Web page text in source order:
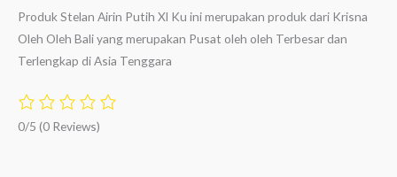
Produk Stelan Airin Putih Xl Ku ini merupakan produk dari Krisna
Oleh Oleh Bali yang merupakan Pusat oleh oleh Terbesar dan
Terlengkap di Asia Tenggara
0/5 (0 Reviews)